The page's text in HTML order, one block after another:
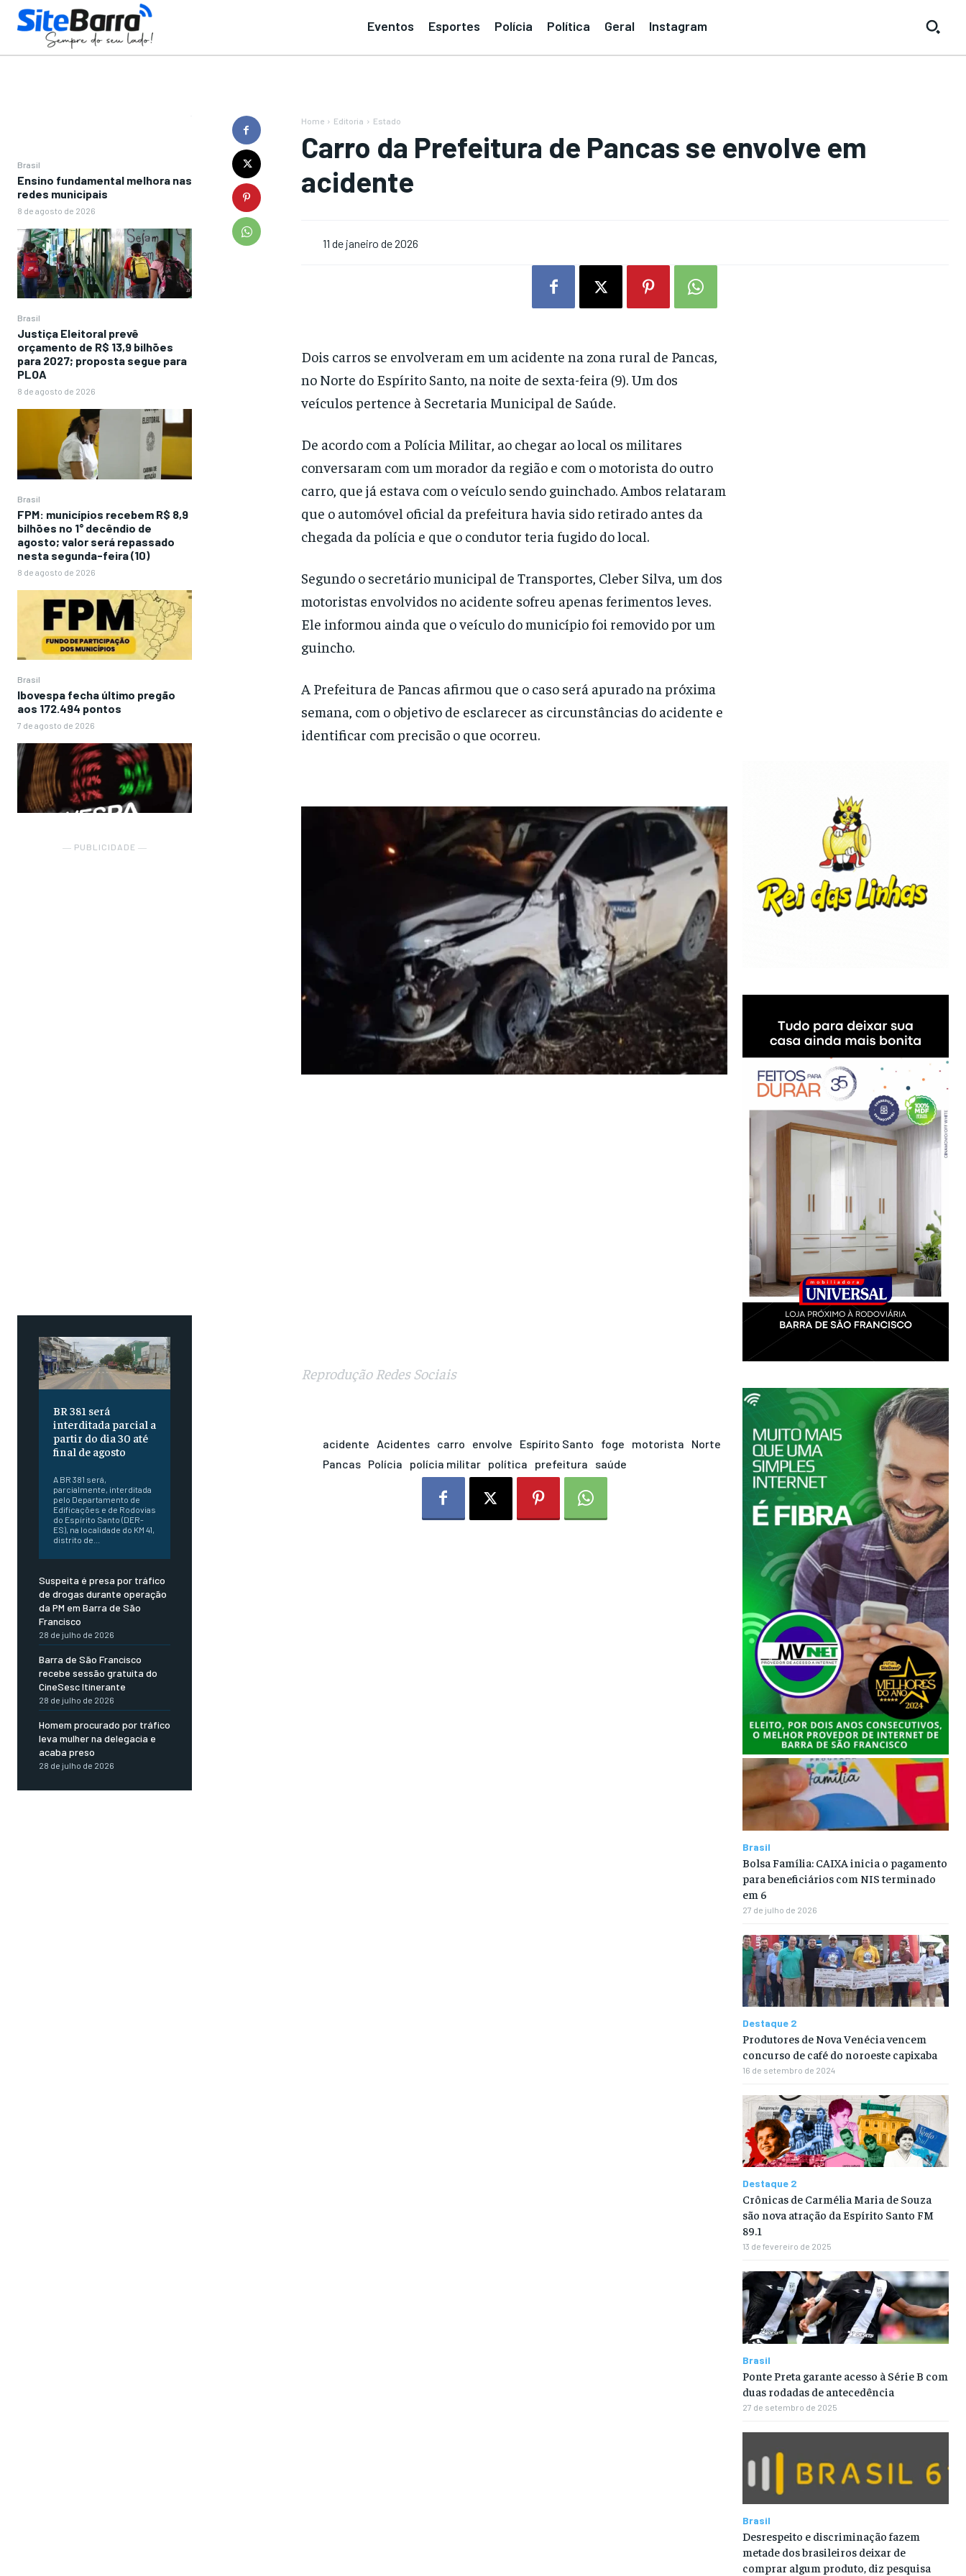
Eventos Esportes Polícia Política Geral Instagram
Brasil
Ensino fundamental melhora nas
redes municipais
8 de agosto de 2026
Brasil
Justiça Eleitoral prevê
orçamento de R$ 13,9 bilhões
para 2027; proposta segue para
PLOA
8 de agosto de 2026
Brasil
FPM: municípios recebem R$ 8,9
bilhões no 1° decêndio de
agosto; valor será repassado
nesta segunda-feira (10)
8 de agosto de 2026
Brasil
Ibovespa fecha último pregão
aos 172.494 pontos
7 de agosto de 2026
― PUBLICIDADE ―
BR 381 será
interditada parcial a
partir do dia 30 até
final de agosto
A BR 381 será,
parcialmente, interditada
pelo Departamento de
Edificações e de Rodovias
do Espírito Santo (DER-
ES), na localidade do KM 41,
distrito de...
Suspeita é presa por tráfico
de drogas durante operação
da PM em Barra de São
Francisco
28 de julho de 2026
Barra de São Francisco
recebe sessão gratuita do
CineSesc Itinerante
28 de julho de 2026
Homem procurado por tráfico
leva mulher na delegacia e
acaba preso
28 de julho de 2026
Home Editoria Estado
Carro da Prefeitura de Pancas se envolve em
acidente
11 de janeiro de 2026
Dois carros se envolveram em um acidente na zona rural de Pancas,
no Norte do Espírito Santo, na noite de sexta-feira (9). Um dos
veículos pertence à Secretaria Municipal de Saúde.
De acordo com a Polícia Militar, ao chegar ao local os militares
conversaram com um morador da região e com o motorista do outro
carro, que já estava com o veículo sendo guinchado. Ambos relataram
que o automóvel oficial da prefeitura havia sido retirado antes da
chegada da polícia e que o condutor teria fugido do local.
Segundo o secretário municipal de Transportes, Cleber Silva, um dos
motoristas envolvidos no acidente sofreu apenas ferimentos leves.
Ele informou ainda que o veículo do município foi removido por um
guincho.
A Prefeitura de Pancas afirmou que o caso será apurado na próxima
semana, com o objetivo de esclarecer as circunstâncias do acidente e
identificar com precisão o que ocorreu.
Reprodução Redes Sociais
acidente Acidentes carro envolve Espírito Santo foge motorista
Norte
Pancas Polícia polícia militar política prefeitura saúde
Brasil
Bolsa Família: CAIXA inicia o pagamento
para beneficiários com NIS terminado
em 6
27 de julho de 2026
Destaque 2
Produtores de Nova Venécia vencem
concurso de café do noroeste capixaba
16 de setembro de 2024
Destaque 2
Crônicas de Carmélia Maria de Souza
são nova atração da Espírito Santo FM
89.1
13 de fevereiro de 2025
Brasil
Ponte Preta garante acesso à Série B com
duas rodadas de antecedência
27 de setembro de 2025
Brasil
Desrespeito e discriminação fazem
metade dos brasileiros deixar de
comprar algum produto, diz pesquisa